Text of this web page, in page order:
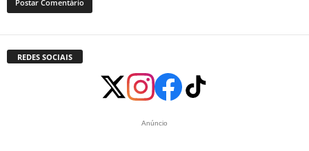
REDES SOCIAIS
Anúncio